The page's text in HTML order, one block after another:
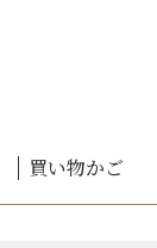
買い物かご